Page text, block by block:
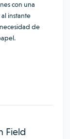
con una
instante
de
Field